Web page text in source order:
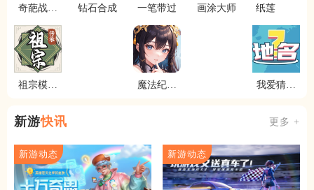
奇葩战斗
钻石合成 一笔带过 画涂大师 纸莲
祖宗模拟
魔法纪元
我爱猜地
新游快讯 更多 +
新游动态 新游动态